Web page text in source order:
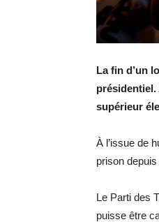
La fin d’un
présidentiel.
supérieur
À l’issue de
prison
Le Parti des
puisse être